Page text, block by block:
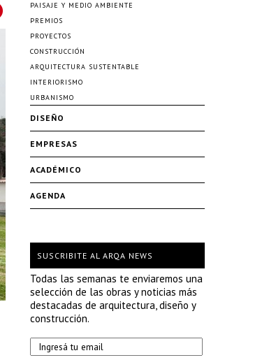
PAISAJE Y MEDIO AMBIENTE
PREMIOS
PROYECTOS
CONSTRUCCIÓN
ARQUITECTURA SUSTENTABLE
INTERIORISMO
URBANISMO
DISEÑO
EMPRESAS
ACADÉMICO
AGENDA
SUSCRIBITE AL ARQA NEWS
Todas las semanas te enviaremos una
selección de las obras y noticias más
destacadas de arquitectura, diseño y
construcción.